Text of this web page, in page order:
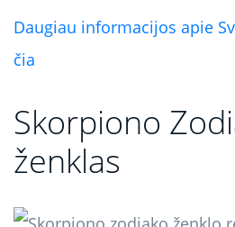
Daugiau informacijos apie
čia
Skorpiono
ženklas